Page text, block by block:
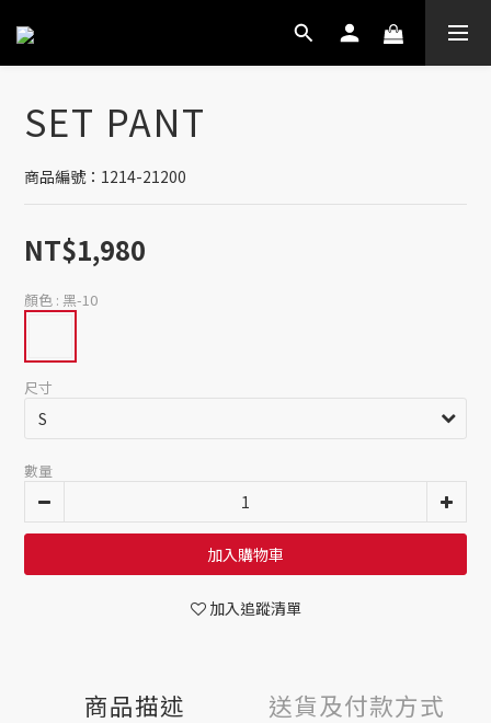
SET PANT
商品編號：1214-21200
NT$1,980
顏色 : 黑-10
尺寸
數量
加入購物車
加入追蹤清單
商品描述 送貨及付款方式